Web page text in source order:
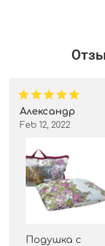
Александр
Feb 12, 2022
Подушка с